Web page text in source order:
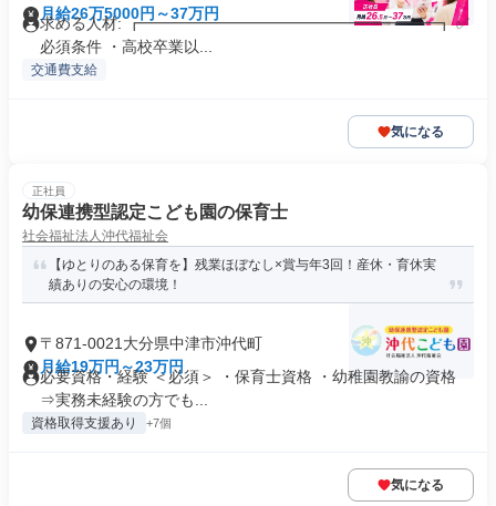
月給26万5000円～37万円
求める人材: ┏━━━━━━━━━━━━━━━━━━━┓ ✅️
必須条件 ・高校卒業以...
交通費支給
気になる
正社員
幼保連携型認定こども園の保育士
社会福祉法人沖代福祉会
【ゆとりのある保育を】残業ほぼなし×賞与年3回！産休・育休実
績ありの安心の環境！
〒871-0021大分県中津市沖代町
月給19万円～23万円
必要資格・経験 ＜必須＞ ・保育士資格 ・幼稚園教諭の資格
⇒実務未経験の方でも...
資格取得支援あり +7個
気になる